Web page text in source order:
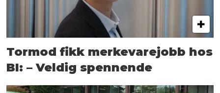
Tormod fikk merkevarejobb hos
BI: – Veldig spennende